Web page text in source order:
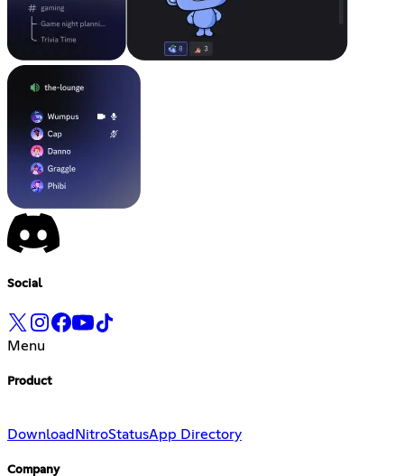
Social
Menu
Product
Download NitroStatusApp Directory
Company